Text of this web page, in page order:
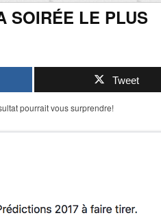
SOIRÉE LE PLUS
Tweet
pourrait vous surprendre!